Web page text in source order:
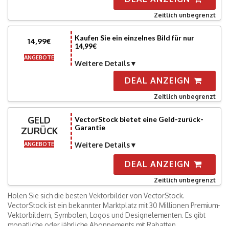
Zeitlich unbegrenzt
14,99€
ANGEBOTE
Kaufen Sie ein einzelnes Bild für nur
14,99€
Weitere Details
DEAL ANZEIGN
Zeitlich unbegrenzt
GELD
ZURÜCK
ANGEBOTE
VectorStock bietet eine Geld-zurück-
Garantie
Weitere Details
DEAL ANZEIGN
Zeitlich unbegrenzt
Holen Sie sich die besten Vektorbilder von VectorStock.
VectorStock ist ein bekannter Marktplatz mit 30 Millionen Premium-
Vektorbildern, Symbolen, Logos und Designelementen. Es gibt